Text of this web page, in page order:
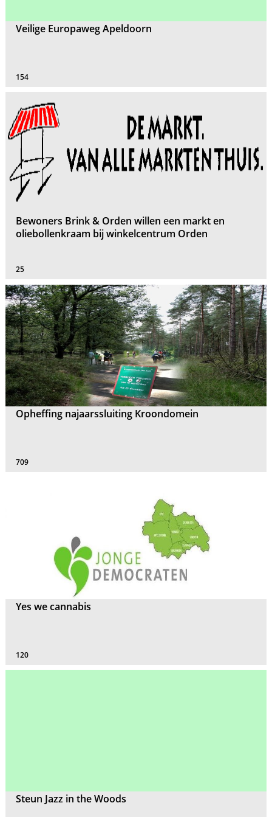
Veilige Europaweg Apeldoorn
154
Bewoners Brink & Orden willen een markt en
oliebollenkraam bij winkelcentrum Orden
25
Opheffing najaarssluiting Kroondomein
709
Yes we cannabis
120
Steun Jazz in the Woods